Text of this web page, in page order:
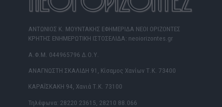
ΑΝΤΩΝΙΟΣ Κ. ΜΟΥΝΤΑΚΗΣ ΕΦΗΜΕΡΙΔΑ ΝΕΟΙ ΟΡΙΖΟΝΤΕΣ
ΚΡΗΤΗΣ ΕΝΗΜΕΡΩΤΙΚΗ ΙΣΤΟΣΕΛΙΔΑ: neoiorizontes.gr
Α.Φ.Μ. 044965796 Δ.Ο.Υ.
ΑΝΑΓΝΩΣΤΗ ΣΚΑΛΙΔΗ 91, Κίσαμος Χανίων Τ.Κ. 73400
ΚΑΡΑΪΣΚΑΚΗ 94, Χανιά Τ.Κ. 73100
Τηλέφωνα: 28220 23615, 28210 88.066